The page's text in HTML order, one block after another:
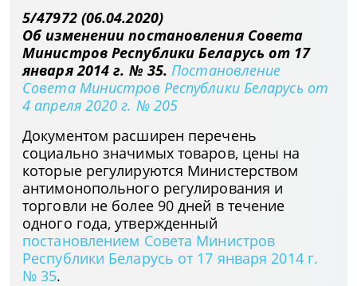
5/47972 (06.04.2020)
Об изменении постановления Совета
Министров Республики Беларусь от 17
января 2014 г. № 35.Постановление
Совета Министров Республики Беларусь от
4 апреля 2020 г. № 205
Документом расширен перечень
социально значимых товаров, цены на
которые регулируются Министерством
антимонопольного регулирования и
торговли не более 90 дней в течение
одного года, утвержденный
постановлением Совета Министров
Республики Беларусь от 17 января 2014 г.
№ 35.